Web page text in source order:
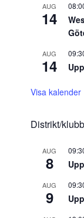
AUG
14
AUG
14
Visa kalender
Distrikt/klubb
AUG
8
AUG
9